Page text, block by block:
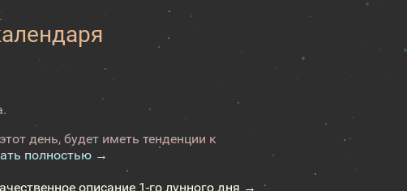
день, будет иметь тенденции к
полностью →
описание 1-го лунного дня →